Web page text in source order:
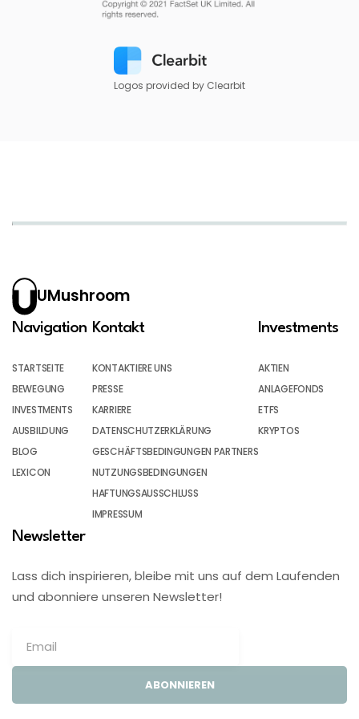
Logos provided by Clearbit
UMushroom
Navigation
STARTSEITE
BEWEGUNG
INVESTMENTS
AUSBILDUNG
BLOG
LEXICON
Kontakt
KONTAKTIERE UNS
PRESSE
KARRIERE
DATENSCHUTZERKLÄRUNG
GESCHÄFTSBEDINGUNGEN PARTNERS
NUTZUNGSBEDINGUNGEN
HAFTUNGSAUSSCHLUSS
IMPRESSUM
Investments
AKTIEN
ANLAGEFONDS
ETFS
KRYPTOS
Newsletter
Lass dich inspirieren, bleibe mit uns auf dem Laufenden
und abonniere unseren Newsletter!
ABONNIEREN